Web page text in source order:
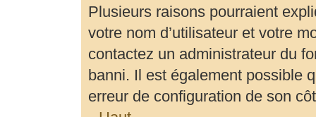
Plusieurs raisons pourraient
votre nom d’utilisateur et votre
contactez un administrateur du
banni. Il est également possible
erreur de configuration de son